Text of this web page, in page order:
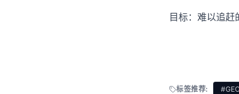
目标：难以追
标签推荐: